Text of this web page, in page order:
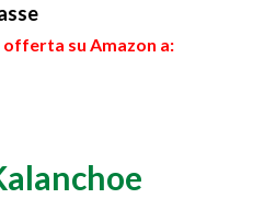
offerta su Amazon a: